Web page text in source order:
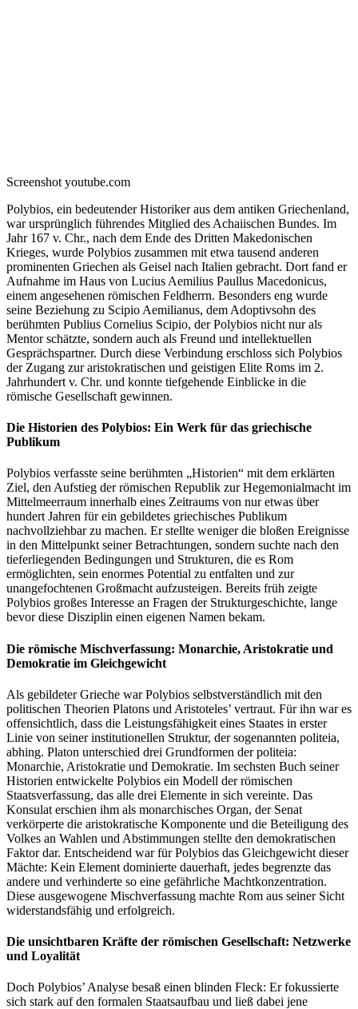
Screenshot youtube.com
Polybios, ein bedeutender Historiker aus dem antiken Griechenland,
war ursprünglich führendes Mitglied des Achaiischen Bundes. Im
Jahr 167 v. Chr., nach dem Ende des Dritten Makedonischen
Krieges, wurde Polybios zusammen mit etwa tausend anderen
prominenten Griechen als Geisel nach Italien gebracht. Dort fand er
Aufnahme im Haus von Lucius Aemilius Paullus Macedonicus,
einem angesehenen römischen Feldherrn. Besonders eng wurde
seine Beziehung zu Scipio Aemilianus, dem Adoptivsohn des
berühmten Publius Cornelius Scipio, der Polybios nicht nur als
Mentor schätzte, sondern auch als Freund und intellektuellen
Gesprächspartner. Durch diese Verbindung erschloss sich Polybios
der Zugang zur aristokratischen und geistigen Elite Roms im 2.
Jahrhundert v. Chr. und konnte tiefgehende Einblicke in die
römische Gesellschaft gewinnen.
Die Historien des Polybios: Ein Werk für das griechische
Publikum
Polybios verfasste seine berühmten „Historien“ mit dem erklärten
Ziel, den Aufstieg der römischen Republik zur Hegemonialmacht im
Mittelmeerraum innerhalb eines Zeitraums von nur etwas über
hundert Jahren für ein gebildetes griechisches Publikum
nachvollziehbar zu machen. Er stellte weniger die bloßen Ereignisse
in den Mittelpunkt seiner Betrachtungen, sondern suchte nach den
tieferliegenden Bedingungen und Strukturen, die es Rom
ermöglichten, sein enormes Potential zu entfalten und zur
unangefochtenen Großmacht aufzusteigen. Bereits früh zeigte
Polybios großes Interesse an Fragen der Strukturgeschichte, lange
bevor diese Disziplin einen eigenen Namen bekam.
Die römische Mischverfassung: Monarchie, Aristokratie und
Demokratie im Gleichgewicht
Als gebildeter Grieche war Polybios selbstverständlich mit den
politischen Theorien Platons und Aristoteles’ vertraut. Für ihn war es
offensichtlich, dass die Leistungsfähigkeit eines Staates in erster
Linie von seiner institutionellen Struktur, der sogenannten politeia,
abhing. Platon unterschied drei Grundformen der politeia:
Monarchie, Aristokratie und Demokratie. Im sechsten Buch seiner
Historien entwickelte Polybios ein Modell der römischen
Staatsverfassung, das alle drei Elemente in sich vereinte. Das
Konsulat erschien ihm als monarchisches Organ, der Senat
verkörperte die aristokratische Komponente und die Beteiligung des
Volkes an Wahlen und Abstimmungen stellte den demokratischen
Faktor dar. Entscheidend war für Polybios das Gleichgewicht dieser
Mächte: Kein Element dominierte dauerhaft, jedes begrenzte das
andere und verhinderte so eine gefährliche Machtkonzentration.
Diese ausgewogene Mischverfassung machte Rom aus seiner Sicht
widerstandsfähig und erfolgreich.
Die unsichtbaren Kräfte der römischen Gesellschaft: Netzwerke
und Loyalität
Doch Polybios’ Analyse besaß einen blinden Fleck: Er fokussierte
sich stark auf den formalen Staatsaufbau und ließ dabei jene